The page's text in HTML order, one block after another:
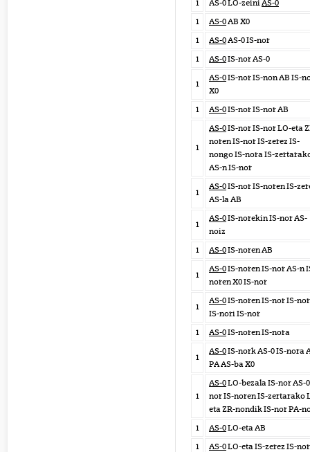
1
AS-0 LO-zeiniAS-0
1
AS-0AB X0
1
AS-0AS-0 IS-nor
1
AS-0IS-nor AS-0
1
AS-0IS-nor IS-non AB IS-
X0
1
AS-0IS-nor IS-nor AB
1
AS-0IS-nor IS-nor LO-eta
noren IS-nor IS-zerez IS-
nongo IS-nora IS-
AS-n IS-nor
1
AS-0IS-nor IS-noren IS-
AS-la AB
1
AS-0IS-norekin IS-nor AS-
noiz
1
AS-0IS-noren AB
1
AS-0IS-noren IS-nor AS-n
noren X0 IS-nor
1
AS-0IS-noren IS-nor IS-
IS-nori IS-nor
1
AS-0IS-noren IS-nora
1
AS-0IS-nork AS-0 IS-nora
PA AS-ba X0
1
AS-0LO-bezala IS-nor AS-
nor IS-noren IS-zertarako
eta ZR-nondik IS-nor PA-
1
AS-0LO-eta AB
1
AS-0LO-eta IS-zerez IS-nor